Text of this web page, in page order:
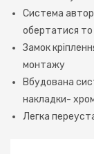
Система
обертатися
Замок
монтажу
Вбудована
накладки-
Легка